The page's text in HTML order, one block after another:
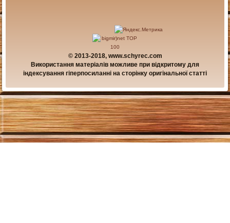
© 2013-2018, www.schyrec.com
Використання матеріалів можливе при відкритому для
індексування гіперпосиланні на сторінку оригінальної статті